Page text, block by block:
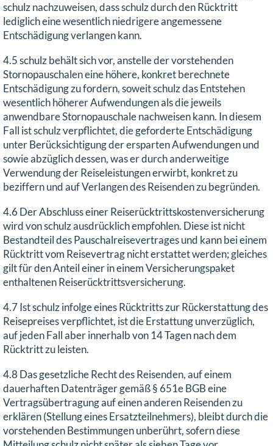
schulz nachzuweisen, dass schulz durch den Rücktritt
lediglich eine wesentlich niedrigere angemessene
Entschädigung verlangen kann.
4.5 schulz behält sich vor, anstelle der vorstehenden
Stornopauschalen eine höhere, konkret berechnete
Entschädigung zu fordern, soweit schulz das Entstehen
wesentlich höherer Aufwendungen als die jeweils
anwendbare Stornopauschale nachweisen kann. In diesem
Fall ist schulz verpflichtet, die geforderte Entschädigung
unter Berücksichtigung der ersparten Aufwendungen und
sowie abzüglich dessen, was er durch anderweitige
Verwendung der Reiseleistungen erwirbt, konkret zu
beziffern und auf Verlangen des Reisenden zu begründen.
4.6 Der Abschluss einer Reiserücktrittskostenversicherung
wird von schulz ausdrücklich empfohlen. Diese ist nicht
Bestandteil des Pauschalreisevertrages und kann bei einem
Rücktritt vom Reisevertrag nicht erstattet werden; gleiches
gilt für den Anteil einer in einem Versicherungspaket
enthaltenen Reiserücktrittsversicherung.
4.7 Ist schulz infolge eines Rücktritts zur Rückerstattung des
Reisepreises verpflichtet, ist die Erstattung unverzüglich,
auf jeden Fall aber innerhalb von 14 Tagen nach dem
Rücktritt zu leisten.
4.8 Das gesetzliche Recht des Reisenden, auf einem
dauerhaften Datenträger gemäß § 651e BGB eine
Vertragsübertragung auf einen anderen Reisenden zu
erklären (Stellung eines Ersatzteilnehmers), bleibt durch die
vorstehenden Bestimmungen unberührt, sofern diese